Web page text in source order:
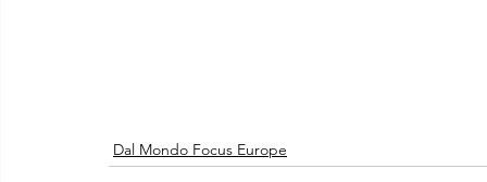
Dal Mondo Focus Europe